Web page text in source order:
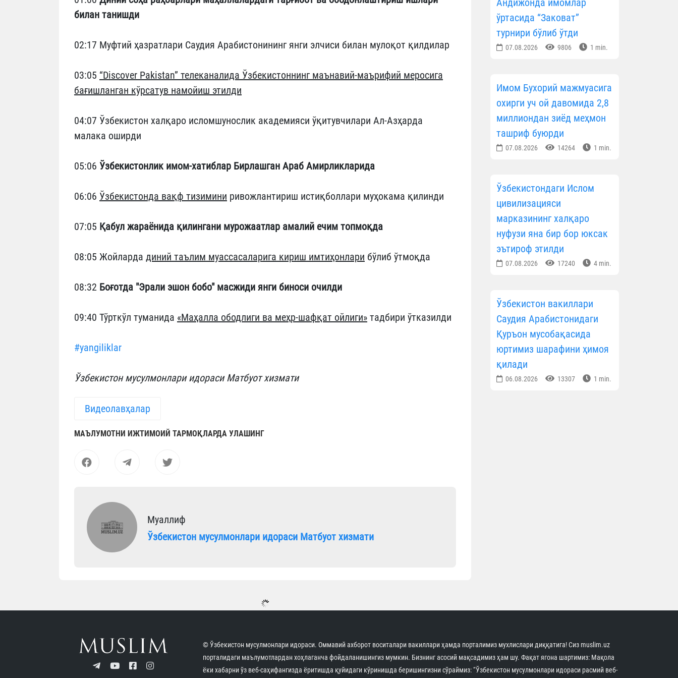
билан танишди
02:17 Муфтий ҳазратлари Саудия Арабистонининг янги элчиси билан мулоқот қилдилар
03:05 “Discover Pakistan” телеканалида Ўзбекистоннинг маънавий-маърифий меросига
бағишланган кўрсатув намойиш этилди
04:07 Ўзбекистон халқаро исломшунослик академияси ўқитувчилари Ал-Азҳарда
малака оширди
05:06 Ўзбекистонлик имом-хатиблар Бирлашган Араб Амирликларида
06:06 Ўзбекистонда вақф тизимини ривожлантириш истиқболлари муҳокама қилинди
07:05 Қабул жараёнида қилингани мурожаатлар амалий ечим топмоқда
08:05 Жойларда диний таълим муассасаларига кириш имтиҳонлари бўлиб ўтмоқда
08:32 Боғотда "Эрали эшон бобо" масжиди янги биноси очилди
09:40 Тўрткўл туманида «Маҳалла ободлиги ва меҳр-шафқат ойлиги» тадбири ўтказилди
#yangiliklar
Ўзбекистон мусулмонлари идораси Матбуот хизмати
Видеолавҳалар
МАЪЛУМОТНИ ИЖТИМОИЙ ТАРМОҚЛАРДА УЛАШИНГ
Муаллиф
Ўзбекистон мусулмонлари идораси Матбуот хизмати
Ота-онани ҳурматлаш одоблари
08.08.2026 5012 1 min.
Андижонда имомлар
ўртасида “Заковат”
турнири бўлиб ўтди
07.08.2026 9806 1 min.
Имом Бухорий мажмуасига
охирги уч ой давомида 2,8
миллиондан зиёд меҳмон
ташриф буюрди
07.08.2026 14264 1 min.
Ўзбекистондаги Ислом
цивилизацияси
марказининг халқаро
нуфузи яна бир бор юксак
эътироф этилди
07.08.2026 17240 4 min.
Ўзбекистон вакиллари
Саудия Арабистонидаги
Қуръон мусобақасида
юртимиз шарафини ҳимоя
қилади
06.08.2026 13307 1 min.